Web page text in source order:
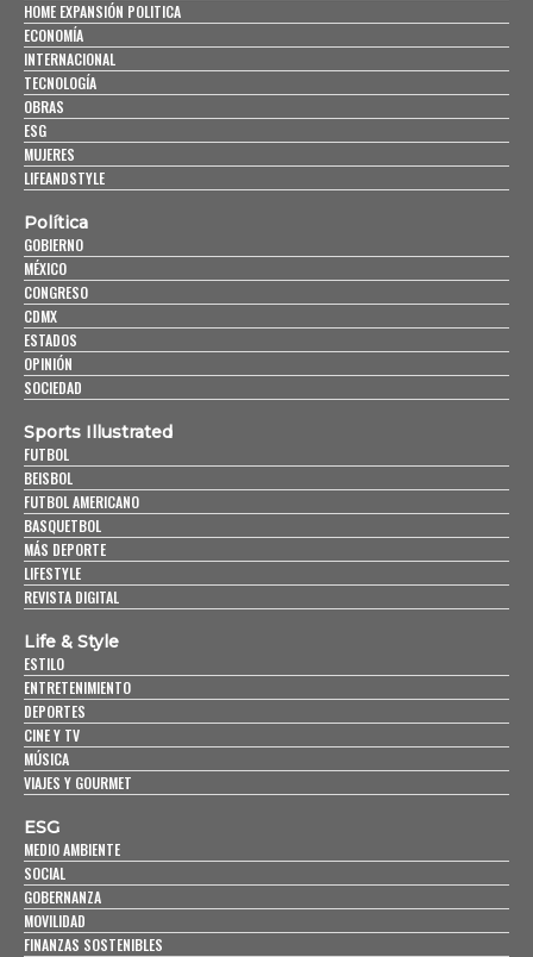
HOME EXPANSIÓN POLITICA
ECONOMÍA
INTERNACIONAL
TECNOLOGÍA
OBRAS
ESG
MUJERES
LIFEANDSTYLE
Política
GOBIERNO
MÉXICO
CONGRESO
CDMX
ESTADOS
OPINIÓN
SOCIEDAD
Sports Illustrated
FUTBOL
BEISBOL
FUTBOL AMERICANO
BASQUETBOL
MÁS DEPORTE
LIFESTYLE
REVISTA DIGITAL
Life & Style
ESTILO
ENTRETENIMIENTO
DEPORTES
CINE Y TV
MÚSICA
VIAJES Y GOURMET
ESG
MEDIO AMBIENTE
SOCIAL
GOBERNANZA
MOVILIDAD
FINANZAS SOSTENIBLES